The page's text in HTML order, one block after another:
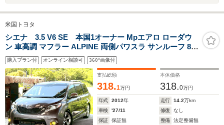
米国トヨタ
シエナ 3.5 V6 SE 本国1オーナー Mpエアロ ローダウ
ン 車高調 マフラー ALPINE 両側パワスラ サンルーフ 8人
純正19inch
購入プラン付 オンライン相談可 360°画像付
支払総額
318.1万円
本体価格
318.0万円
年式 2012年 走行 14.2万km
車検
'27/11 修復
なし
保証
保証無 整備
法定整備無